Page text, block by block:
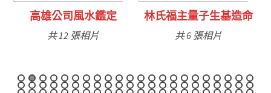
高雄公司風水鑑定
共 12 張相片
林氏福主量子生基造命
共 6 張相片